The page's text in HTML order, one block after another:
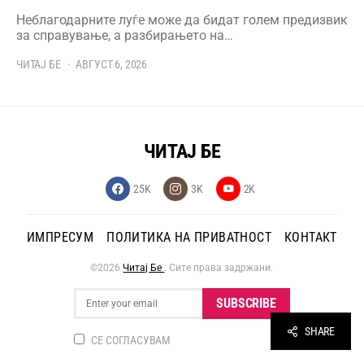
Неблагодарните луѓе може да бидат голем предизвик
за справување, а разбирањето на…
ЧИТАЈ БЕ АВГУСТ 6, 2026
SUBSCRIBE
СЕ СОГЛАСУВАМ
ЧИТАЈ БЕ
25K 3K 2K
ИМПРЕСУМ ПОЛИТИКА НА ПРИВАТНОСТ КОНТАКТ
©2026Читај Бе . Сите права задржани.
SHARE